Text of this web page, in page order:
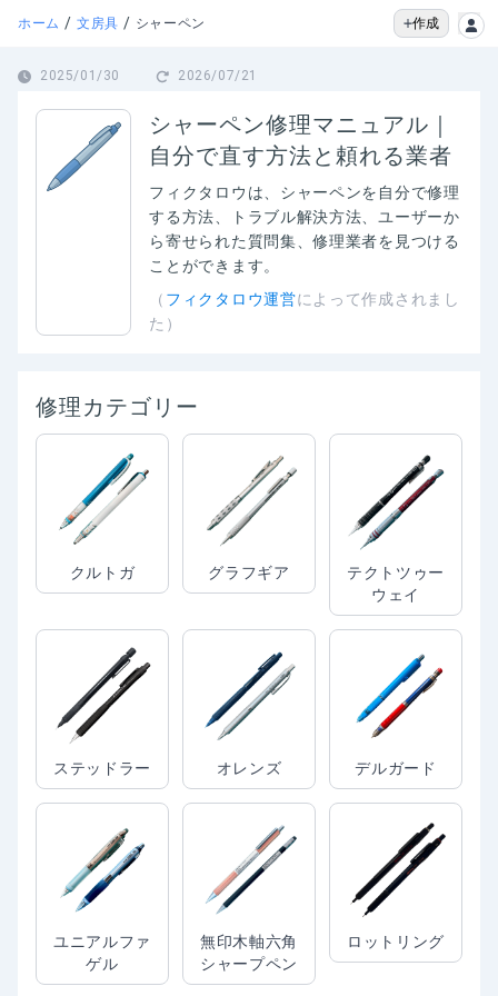
ホーム / 文房具 / シャーペン 作成
2025/01/30 2026/07/21
シャーペン修理マニュアル｜
自分で直す方法と頼れる業者
フィクタロウは、 シャーペンを自分で修理
する方法、トラブル解決方法、ユーザーか
ら寄せられた質問集、修理業者を見つける
ことができます。
（ フィクタロウ運営によって作成されまし
た）
修理カテゴリー
クルトガ グラフギア
テクトツゥー
ウェイ
ステッドラー オレンズ デルガード
ユニアルファ
ゲル
無印木軸六角
シャープペン
ロットリング